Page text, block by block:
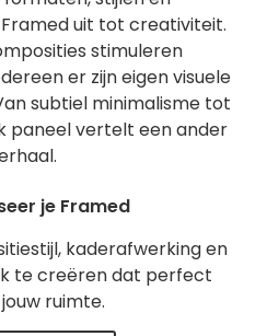
uit tot creativiteit.
stimuleren
er zijn eigen visuele
subtiel minimalisme tot
paneel vertelt een ander
je Framed
kaderafwerking en
te creëren dat perfect
ruimte.